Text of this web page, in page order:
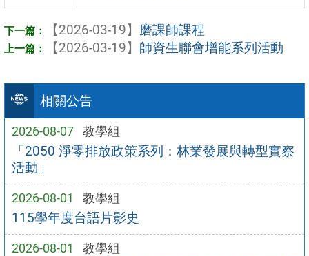
相關公告
2026-08-07 教學組
「2050 淨零排放政策系列：林業發展與轉型實察
活動」
2026-08-01 教學組
115學年度台語片影史
2026-08-01 教學組
【2026-03-19】 磨課師課程
【2026-03-19】 師資生聯會增能系列活動